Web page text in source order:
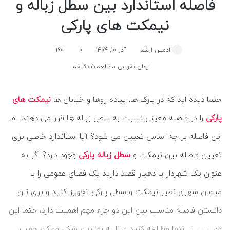
فاصله استاندارد بین سطل زباله و
نیمکت های پارکی
ادمین ارشد آذر 10, 1404 0
160
زمان تقریبی مطالعه 5 دقیقه
حتما دیده اید که در پارک ها، پیاده روها و خیابان ها نیمکت های
پارکی را در فاصله معینی نسبت به سطل زباله ها قرار می دهند. اما
این فاصله بر چه اساس تعیین می شود؟ آیا استاندارد خاصی برای
تعیین فاصله بین نیمکت و سطل زباله پارکی وجود دارد؟ اگر به
عنوان یک شهردار یا دهیار قصد دارید یک فضای عمومی را با
مبلمان شهری نظیر نیمکت و سطل پارکی تجهیز کنید و برای تان
دانستن فاصله مناسب بین این دو جزء مهم اهمیت دارد، حتما این